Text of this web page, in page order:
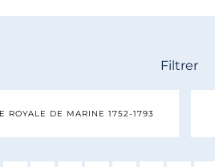
Filtrer
ROYALE DE MARINE 1752-1793